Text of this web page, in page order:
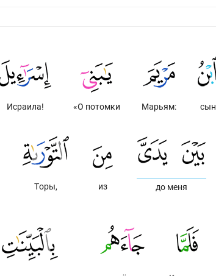
сын
Марьям:
«О потомки
Исраила!
до меня
из
Торы,